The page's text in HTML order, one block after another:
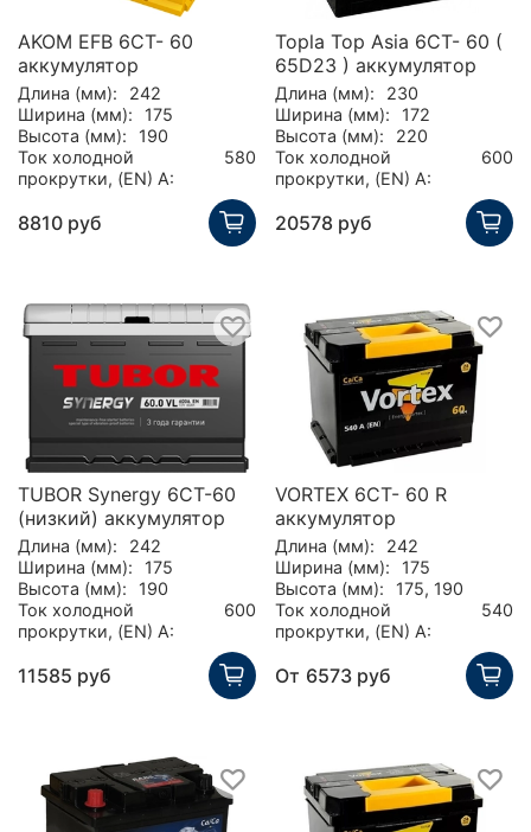
AKOM EFB 6CT- 60
аккумулятор
Длина (мм):
242
Ширина (мм):
175
Высота (мм):
190
Ток холодной
прокрутки, (EN) А:
580
8810 руб
Topla Top Asia 6CT- 60 (
65D23 ) аккумулятор
Длина (мм):
230
Ширина (мм):
172
Высота (мм):
220
Ток холодной
прокрутки, (EN) А:
600
20578 руб
TUBOR Synergy 6СТ-60
(низкий) аккумулятор
Длина (мм):
242
Ширина (мм):
175
Высота (мм):
190
Ток холодной
прокрутки, (EN) А:
600
11585 руб
VORTEX 6СТ- 60 R
аккумулятор
Длина (мм):
242
Ширина (мм):
175
Высота (мм):
175, 190
Ток холодной
прокрутки, (EN) А:
540
От 6573 руб